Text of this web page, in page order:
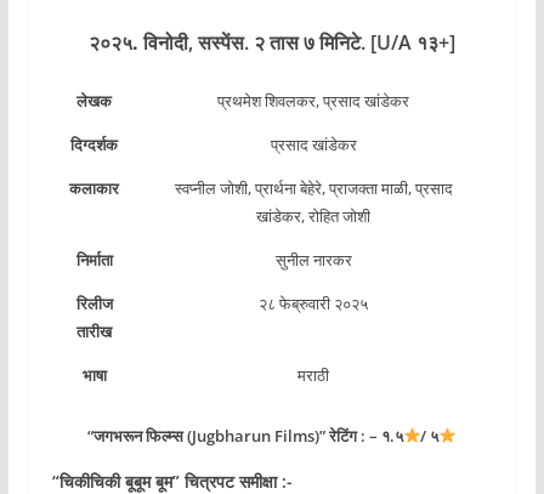
२०२५.विनोदी,सस्पेंस. २ तास ७ मिनिटे. [U/A १३+]
लेखक
प्रथमेश शिवलकर, प्रसाद खांडेकर
दिग्दर्शक
प्रसाद खांडेकर
कलाकार
स्वप्नील जोशी, प्रार्थना बेहेरे, प्राजक्ता माळी, प्रसाद
खांडेकर, रोहित जोशी
निर्माता
सुनील नारकर
रिलीज
तारीख
२८ फेब्रुवारी २०२५
भाषा मराठी
“जगभरून फिल्म्स (Jugbharun Films)” रेटिंग : – १.५ / ५
“चिकीचिकी बूबूम बूम” चित्रपट समीक्षा :-